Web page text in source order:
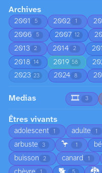
Archives
2001 5 2002 1
2006 5 2007 12
2013 2 2014 2
2018 14 2019 58
2023 23 2024 8
Medias 🎞️ 3
Êtres vivants
adolescent 1 adulte 1
arbuste 3 🦩 1
buisson 2 canard 1